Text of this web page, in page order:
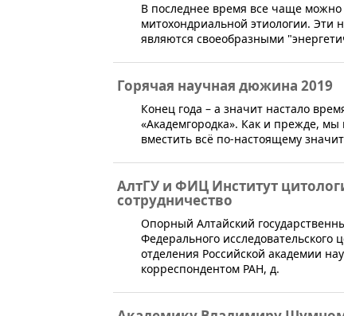
​В последнее время все чаще
митохондриальной этиологии. Эти
являются своеобразными
Горячая научная дюжина 2019
​Конец года – а значит настало
«Академгородка». Как и прежде,
вместить всё по-настоящему
АлтГУ и ФИЦ Институт
сотрудничество
Опорный Алтайский
Федерального исследовательского
отделения Российской академии
корреспондентом РАН, д.